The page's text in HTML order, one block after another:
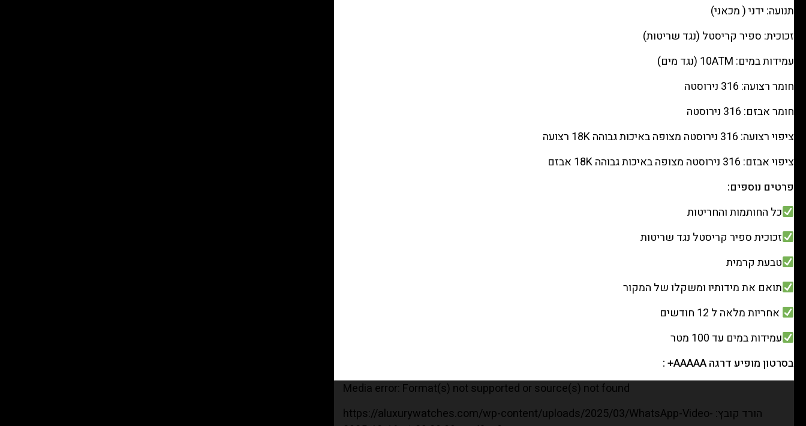
(העתק)
988333130
תנועה: ידני ( מכאני)
זכוכית: ספיר קריסטל (נגד שריטות)
עמידות במים: 10ATM (נגד מים)
חומר רצועה: 316 נירוסטה
חומר אבזם: 316 נירוסטה
ציפוי רצועה: 316 נירוסטה מצופה באיכות גבוהה 18K רצועה
ציפוי אבזם: 316 נירוסטה מצופה באיכות גבוהה 18K אבזם
פרטים נוספים:
כל החותמות והחריטות
זכוכית ספיר קריסטל נגד שריטות
טבעת קרמית
תואם את מידותיו ומשקלו של המקור
אחריות מלאה ל 12 חודשים
עמידות במים עד 100 מטר
בסרטון מופיע דרגה AAAAA+ :
Media error: Format(s) not supported or source(s) not found
הורד קובץ: https://aluxurywatches.com/wp-content/uploads/2025/03/WhatsApp-Video-